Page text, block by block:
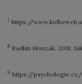
7.https://
8. Radkin Honzák. 2018.
9.https://